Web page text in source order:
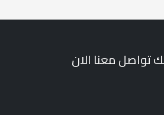
تواصل معنا الان